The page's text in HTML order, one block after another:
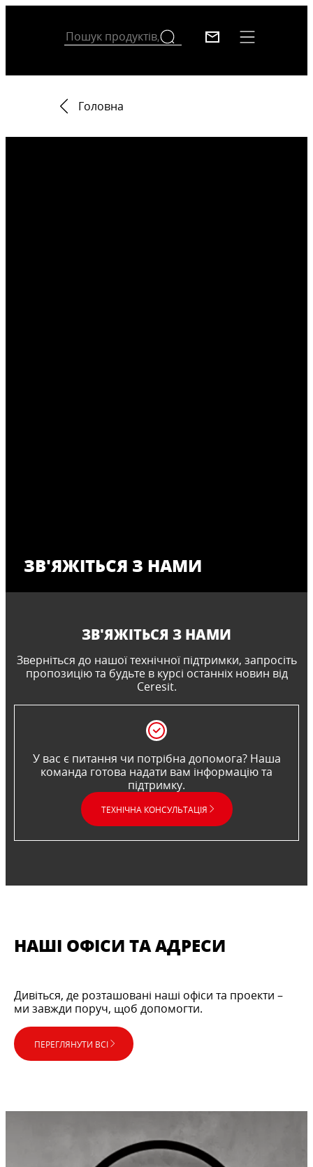
Головна
ЗВ'ЯЖІТЬСЯ З НАМИ
ЗВ'ЯЖІТЬСЯ З НАМИ
Зверніться до нашої технічної підтримки, запросіть
пропозицію та будьте в курсі останніх новин від
Ceresit.
У вас є питання чи потрібна допомога? Наша
команда готова надати вам інформацію та
підтримку.
ТЕХНІЧНА КОНСУЛЬТАЦІЯ
НАШІ ОФІСИ ТА АДРЕСИ
Дивіться, де розташовані наші офіси та проекти –
ми завжди поруч, щоб допомогти.
ПЕРЕГЛЯНУТИ ВСІ